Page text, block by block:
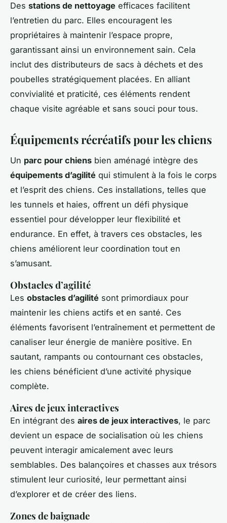
Des stations de nettoyage efficaces facilitent
l’entretien du parc. Elles encouragent les
propriétaires à maintenir l’espace propre,
garantissant ainsi un environnement sain. Cela
inclut des distributeurs de sacs à déchets et des
poubelles stratégiquement placées. En alliant
convivialité et praticité, ces éléments rendent
chaque visite agréable et sans souci pour tous.
Équipements récréatifs pour les chiens
Un parc pour chiens bien aménagé intègre des
équipements d’agilité qui stimulent à la fois le corps
et l’esprit des chiens. Ces installations, telles que
les tunnels et haies, offrent un défi physique
essentiel pour développer leur flexibilité et
endurance. En effet, à travers ces obstacles, les
chiens améliorent leur coordination tout en
s’amusant.
Obstacles d’agilité
Les obstacles d’agilité sont primordiaux pour
maintenir les chiens actifs et en santé. Ces
éléments favorisent l’entraînement et permettent de
canaliser leur énergie de manière positive. En
sautant, rampants ou contournant ces obstacles,
les chiens bénéficient d’une activité physique
complète.
Aires de jeux interactives
En intégrant des aires de jeux interactives, le parc
devient un espace de socialisation où les chiens
peuvent interagir amicalement avec leurs
semblables. Des balançoires et chasses aux trésors
stimulent leur curiosité, leur permettant ainsi
d’explorer et de créer des liens.
Zones de baignade